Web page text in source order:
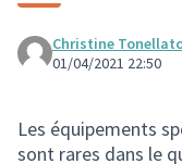
Christine
01/04/2021 22:50
Les équipements
sont rares dans le